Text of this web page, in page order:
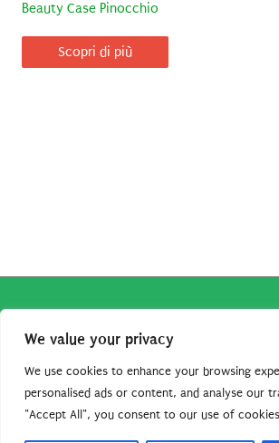
We value your privacy
We use cookies to enhance your browsing
personalised ads or content, and analyse our
"Accept All", you consent to our use of
Beauty Case Pinocchio
Scopri di più
associato Amazon percepisce dei ricavi
Tutti i guadagni sono direttamente
per continuare a condividere tutorial e
dei cartoon. Grazie per il vostro